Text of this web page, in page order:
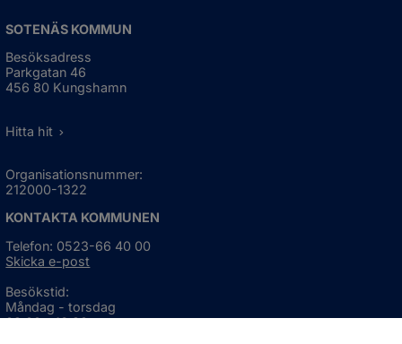
SOTENÄS KOMMUN
Besöksadress
Parkgatan 46
456 80 Kungshamn
Hitta hit
Organisationsnummer:
212000-1322
KONTAKTA KOMMUNEN
Telefon: 0523-66 40 00
Skicka e-post
Besökstid:
Måndag - torsdag
08:00 - 16:30